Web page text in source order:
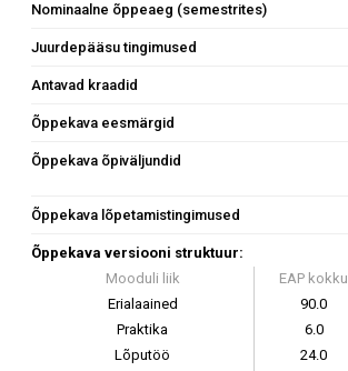
Nominaalne õppeaeg (semestrites)
Juurdepääsu tingimused
Antavad kraadid
Õppekava eesmärgid
Õppekava õpiväljundid
Õppekava lõpetamistingimused
Õppekava versiooni struktuur:
Mooduli liik
EAP kokku
Erialaained
90.0
Praktika
6.0
Lõputöö
24.0